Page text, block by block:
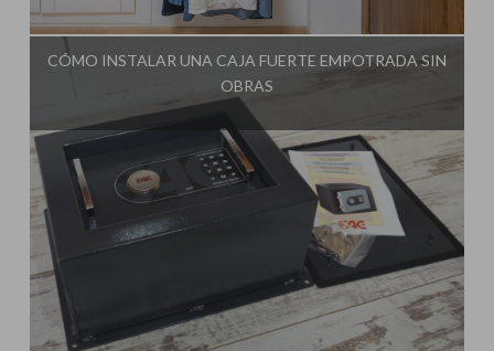
Influencer:Bricoydeco Mujermanitas
CÓMO INSTALAR UNA CAJA FUERTE EMPOTRADA SIN
OBRAS
Influencer: Bricoydeco Mujermanitas